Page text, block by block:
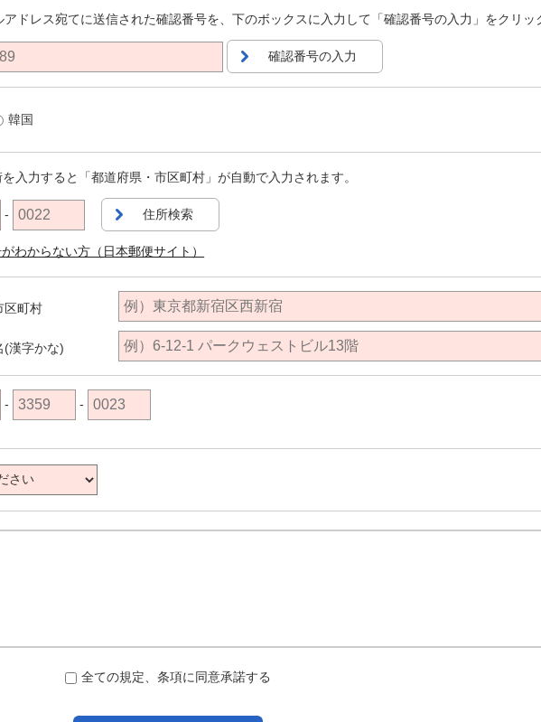
アドレス宛てに送信された確認番号を、下のボックスに入力して「確認番号の入力」をクリッ
確認番号の入力
韓国
入力すると「都道府県・市区町村」が自動で入力されます。
- 住所検索
わからない方（日本郵便サイト）
区町村
(漢字かな)
- -
全ての規定、条項に同意承諾する